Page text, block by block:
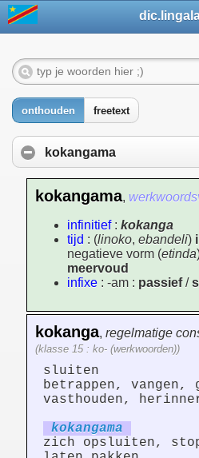
onthouden freetext
kokangama
kokangama,
infinitief: kokanga
tijd : (linoko, ebandeli)
negatieve vorm (etinda
meervoud
infixe : -am : passief/
kokanga, regelmatige
(klasse 15 : ko- (werkwoorden))
sluiten
betrappen, vangen,
vasthouden,
kokangama
zich opsluiten,